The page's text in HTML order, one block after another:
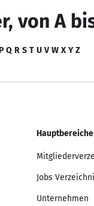
von A
P Q R S T U V W X Y Z
Hauptbereiche
Jobs
Unternehmen